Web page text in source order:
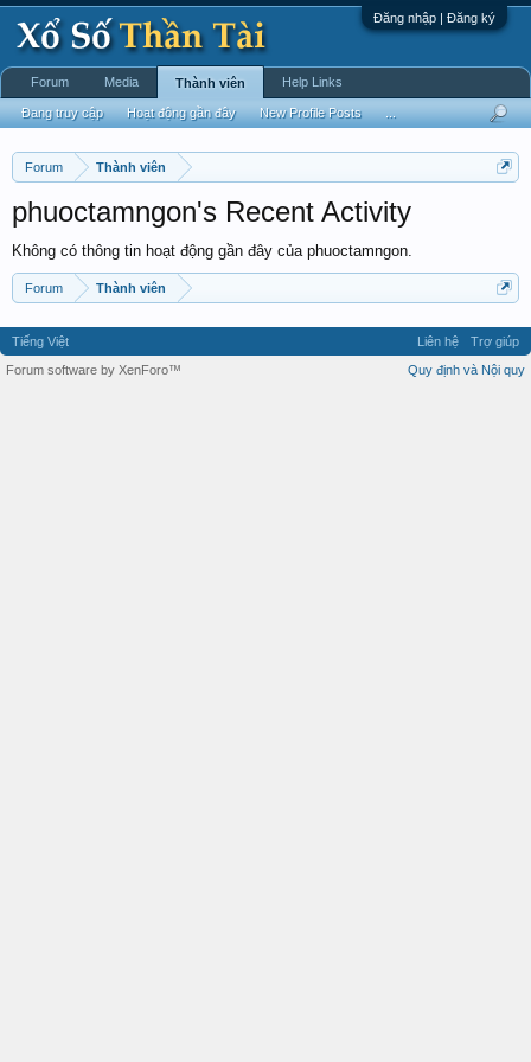
Đăng nhập | Đăng ký
Forum Thành viên
phuoctamngon's Recent Activity
Không có thông tin hoạt động gần đây của phuoctamngon.
Forum Thành viên
Forum Media Thành viên
Đang truy cập Hoạt động gần đây New Profile Posts
Help Links
Tiếng Việt Liên hệ
Trợ giúp
Quy định và Nội quy
Forum software by XenForo™